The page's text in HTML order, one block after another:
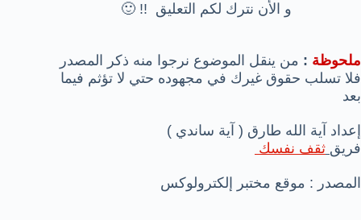
و الأن نترك لكم التعليق !! 🙂
ملحوظة : من ينقل الموضوع نرجوا منه ذكر المصدر
فلا تسلب حقوق غيرك في مجهوده حتي لا تؤثم فيما
بعد
إعداد آية الله طارق ( آية ساندي )
فريق ثقف نفسك
المصدر : موقع مختبر إلكترولوكس